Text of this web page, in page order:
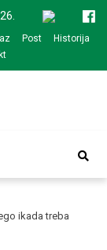
Post
Historija
ikada treba